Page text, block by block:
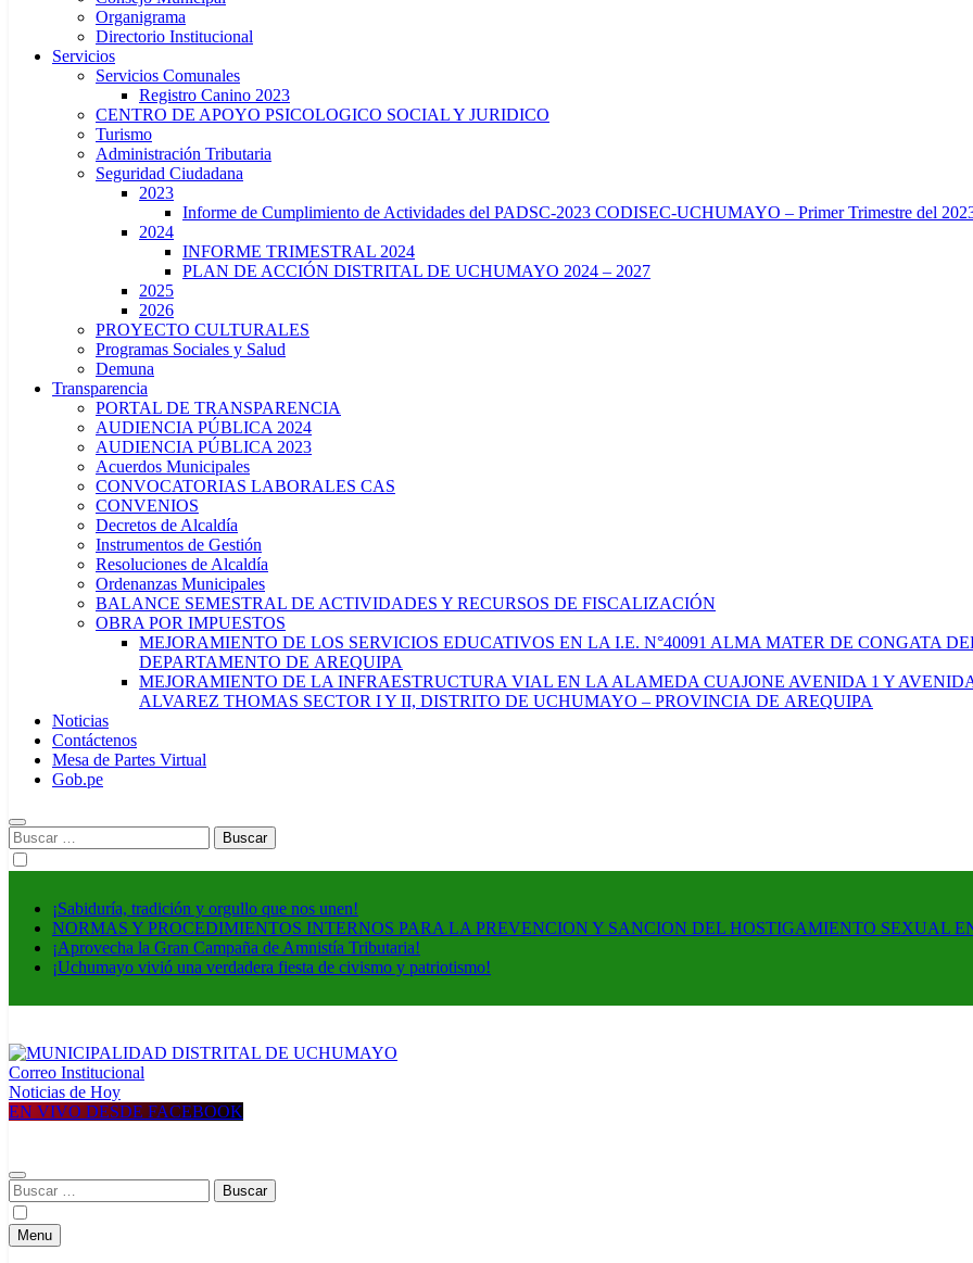
Organigrama
Directorio Institucional
Servicios
Servicios Comunales
Registro Canino 2023
CENTRO DE APOYO PSICOLOGICO SOCIAL Y JURIDICO
Turismo
Administración Tributaria
Seguridad Ciudadana
2023
Informe de Cumplimiento de Actividades del PADSC-2023 CODISEC-UCHUMAYO – Primer Trimestre del
2024
INFORME TRIMESTRAL 2024
PLAN DE ACCIÓN DISTRITAL DE UCHUMAYO 2024 – 2027
2025
2026
PROYECTO CULTURALES
Programas Sociales y Salud
Demuna
Transparencia
PORTAL DE TRANSPARENCIA
AUDIENCIA PÚBLICA 2024
AUDIENCIA PÚBLICA 2023
Acuerdos Municipales
CONVOCATORIAS LABORALES CAS
CONVENIOS
Decretos de Alcaldía
Instrumentos de Gestión
Resoluciones de Alcaldía
Ordenanzas Municipales
BALANCE SEMESTRAL DE ACTIVIDADES Y RECURSOS DE FISCALIZACIÓN
OBRA POR IMPUESTOS
MEJORAMIENTO DE LOS SERVICIOS EDUCATIVOS EN LA I.E. N°40091 ALMA MATER DE CONGATA
DEPARTAMENTO DE AREQUIPA
MEJORAMIENTO DE LA INFRAESTRUCTURA VIAL EN LA ALAMEDA CUAJONE AVENIDA 1 Y
ALVAREZ THOMAS SECTOR I Y II, DISTRITO DE UCHUMAYO – PROVINCIA DE AREQUIPA
Noticias
Contáctenos
Mesa de Partes Virtual
Gob.pe
Buscar:
¡Sabiduría, tradición y orgullo que nos unen!
NORMAS Y PROCEDIMIENTOS INTERNOS PARA LA PREVENCION Y SANCION DEL HOSTIGAMIENTO SEXUAL
¡Aprovecha la Gran Campaña de Amnistía Tributaria!
¡Uchumayo vivió una verdadera fiesta de civismo y patriotismo!
MUNICIPALIDAD DISTRITAL DE UCHUMAYO
Construyendo una nueva Historia
Correo Institucional
Noticias de Hoy
EN VIVO DESDE FACEBOOK
Buscar:
Menu